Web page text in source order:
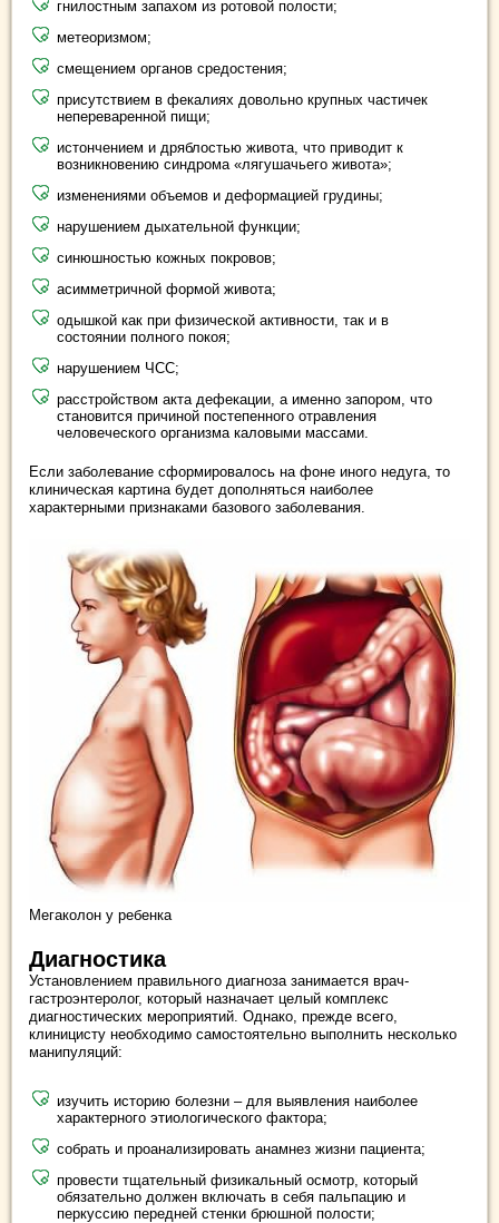
гнилостным запахом из ротовой полости;
метеоризмом;
смещением органов средостения;
присутствием в фекалиях довольно крупных частичек
непереваренной пищи;
истончением и дряблостью живота, что приводит к
возникновению синдрома «лягушачьего живота»;
изменениями объемов и деформацией грудины;
нарушением дыхательной функции;
синюшностью кожных покровов;
асимметричной формой живота;
одышкой как при физической активности, так и в
состоянии полного покоя;
нарушением ЧСС;
расстройством акта дефекации, а именно запором, что
становится причиной постепенного отравления
человеческого организма каловыми массами.
Если заболевание сформировалось на фоне иного недуга, то
клиническая картина будет дополняться наиболее
характерными признаками базового заболевания.
Мегаколон у ребенка
Диагностика
Установлением правильного диагноза занимается врач-
гастроэнтеролог, который назначает целый комплекс
диагностических мероприятий. Однако, прежде всего,
клиницисту необходимо самостоятельно выполнить несколько
манипуляций:
изучить историю болезни – для выявления наиболее
характерного этиологического фактора;
собрать и проанализировать анамнез жизни пациента;
провести тщательный физикальный осмотр, который
обязательно должен включать в себя пальпацию и
перкуссию передней стенки брюшной полости;